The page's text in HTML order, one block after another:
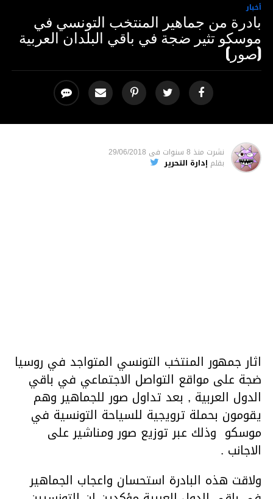
أخبار
بادرة من جماهير المنتخب التونسي في
موسكو تثير ضجة في باقي البلدان العربية
(صور)
نشرت منذ 8 سنوات فى 29/06/2018
بقلم إدارة التحرير
اثار جمهور المنتخب التونسي المتواجد في روسيا
ضجة على مواقع التواصل الاجتماعي في باقي
الدول العربية , بعد تداول صور للجماهير وهم
يقومون بحملة ترويجية للسياحة التونسية في
موسكو وذلك عبر توزيع صور ومناشير على
الاجانب .
ولاقت هذه البادرة استحسان واعجاب الجماهير